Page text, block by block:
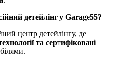
детейлінг у Garage55?
центр детейлінгу, де
та сертифіковані